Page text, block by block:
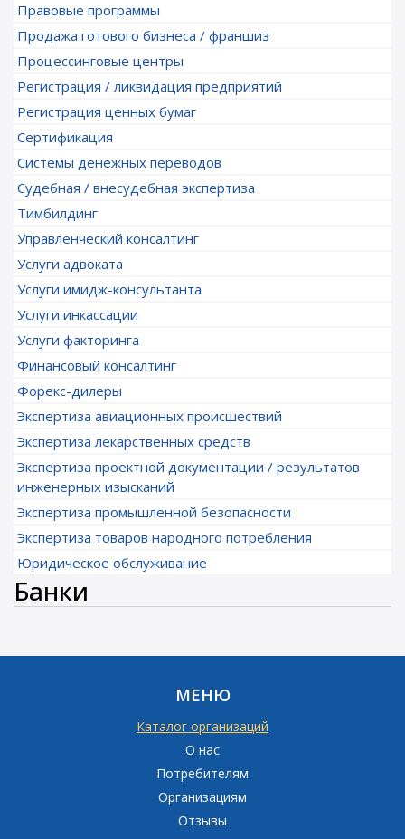
Правовые программы
Продажа готового бизнеса / франшиз
Процессинговые центры
Регистрация / ликвидация предприятий
Регистрация ценных бумаг
Сертификация
Системы денежных переводов
Судебная / внесудебная экспертиза
Тимбилдинг
Управленческий консалтинг
Услуги адвоката
Услуги имидж-консультанта
Услуги инкассации
Услуги факторинга
Финансовый консалтинг
Форекс-дилеры
Экспертиза авиационных происшествий
Экспертиза лекарственных средств
Экспертиза проектной документации / результатов
инженерных изысканий
Экспертиза промышленной безопасности
Экспертиза товаров народного потребления
Юридическое обслуживание
Банки
МЕНЮ
Каталог организаций
О нас
Потребителям
Организациям
Отзывы